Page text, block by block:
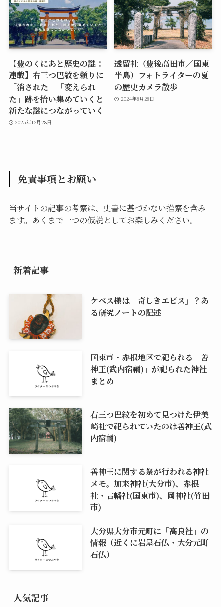
【豊のくにあと歴史の謎：
連載】右三つ巴紋を頼りに
「消された」「変えられ
た」跡を拾い集めていくと
新たな謎につながっていく
2025年12月28日
透留社（豊後高田市／国東
半島）フォトライターの夏
の歴史カメラ散歩
2024年8月28日
免責事項とお願い
当サイトの記事の考察は、史書に基づかない推察を含み
ます。あくまで一つの仮説としてお楽しみください。
新着記事
ケベス様は「奇しきエビス」？あ
る研究ノートの記述
国東市・赤根地区で祀られる「善
神王(武内宿禰)」が祀られた神社
まとめ
右三つ巴紋を初めて見つけた伊美
崎社で祀られていたのは善神王(武
内宿禰)
善神王に関する祭が行われる神社
メモ。加来神社(大分市)、赤根
社・古幡社(国東市)、岡神社(竹田
市)
大分県大分市元町に「高良社」の
情報（近くに岩屋石仏・大分元町
石仏）
人気記事